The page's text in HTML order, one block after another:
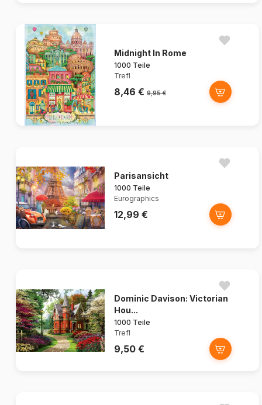
Midnight In Rome
1000 Teile
Trefl
8,46 € 9,95 €
Parisansicht
1000 Teile
Eurographics
12,99 €
Dominic Davison: Victorian
Hou...
1000 Teile
Trefl
9,50 €